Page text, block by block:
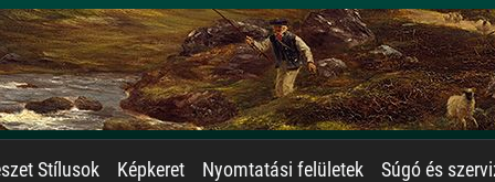
Stílusok Képkeret Nyomtatási felületek Súgó és